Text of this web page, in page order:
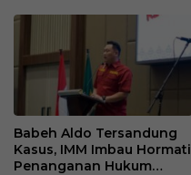
Babeh Aldo Tersandung
Kasus, IMM Imbau Hormati
Penanganan Hukum